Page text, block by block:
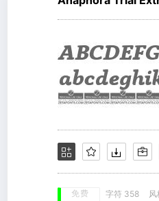
免费 字符 358 风